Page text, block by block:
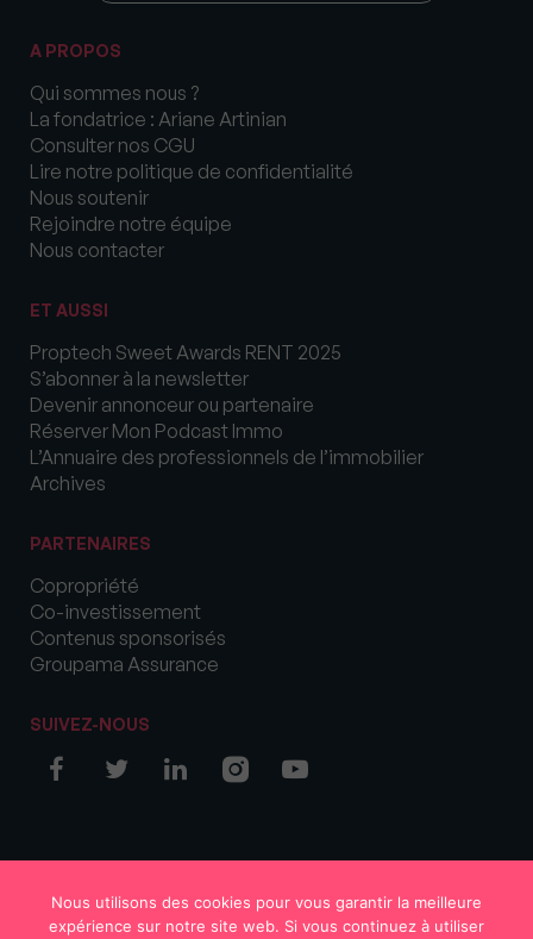
A PROPOS
Qui sommes nous ?
La fondatrice : Ariane Artinian
Consulter nos CGU
Lire notre politique de confidentialité
Nous soutenir
Rejoindre notre équipe
Nous contacter
ET AUSSI
Proptech Sweet Awards RENT 2025
S’abonner à la newsletter
Devenir annonceur ou partenaire
Réserver Mon Podcast Immo
L’Annuaire des professionnels de l’immobilier
Archives
PARTENAIRES
Copropriété
Co-investissement
Contenus sponsorisés
Groupama Assurance
SUIVEZ-NOUS
Nous utilisons des cookies pour vous garantir la meilleure
expérience sur notre site web. Si vous continuez à utiliser